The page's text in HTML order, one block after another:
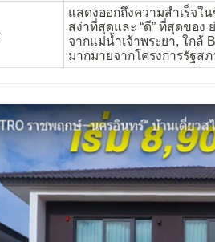
แสดงออกถึงความสำเร็จ
สง่าที่สุดและ “ดี” ที่สุดของ
จากแม่น้ำเจ้าพระยา, ใกล้
มากมายจากโครงการรัฐส